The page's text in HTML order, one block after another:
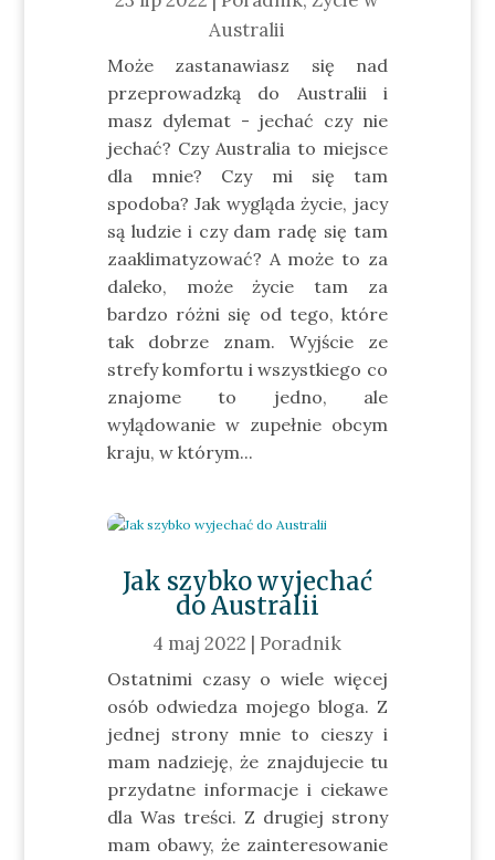
Australii
Może zastanawiasz się nad
przeprowadzką do Australii i
masz dylemat - jechać czy nie
jechać? Czy Australia to miejsce
dla mnie? Czy mi się tam
spodoba? Jak wygląda życie, jacy
są ludzie i czy dam radę się tam
zaaklimatyzować? A może to za
daleko, może życie tam za
bardzo różni się od tego, które
tak dobrze znam. Wyjście ze
strefy komfortu i wszystkiego co
znajome to jedno, ale
wylądowanie w zupełnie obcym
kraju, w którym...
Jak szybko wyjechać
do Australii
4 maj 2022 | Poradnik
Ostatnimi czasy o wiele więcej
osób odwiedza mojego bloga. Z
jednej strony mnie to cieszy i
mam nadzieję, że znajdujecie tu
przydatne informacje i ciekawe
dla Was treści. Z drugiej strony
mam obawy, że zainteresowanie